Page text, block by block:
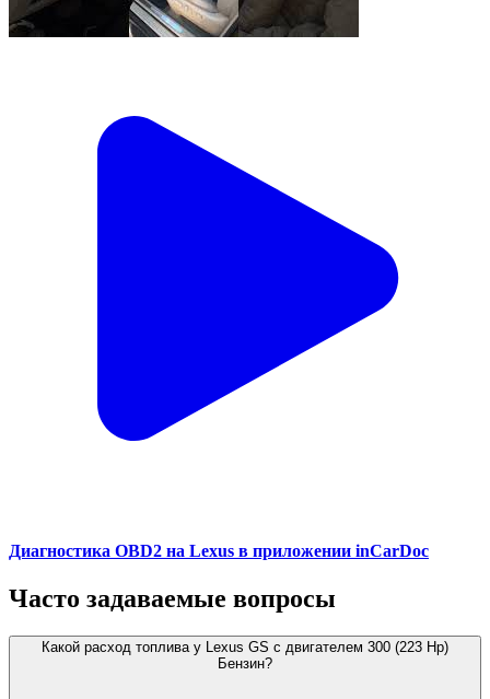
Диагностика OBD2 на Lexus в приложении inCarDoc
Часто задаваемые вопросы
Какой расход топлива у Lexus GS с двигателем 300 (223 Hp)
Бензин?